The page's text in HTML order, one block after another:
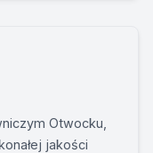
Otwocku,
jakości